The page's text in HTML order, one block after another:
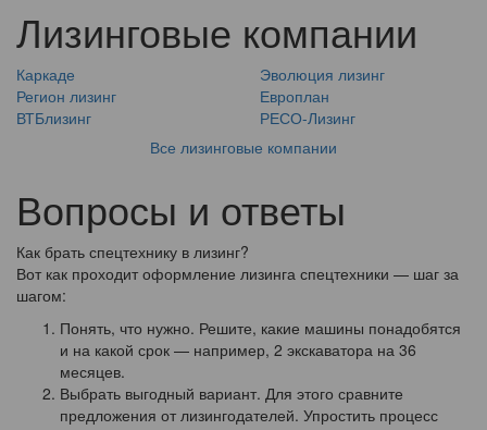
Лизинговые компании
Каркаде
Эволюция лизинг
Регион лизинг
Европлан
ВТБлизинг
РЕСО-Лизинг
Все лизинговые компании
Вопросы и ответы
Как брать спецтехнику в лизинг?
Вот как проходит оформление лизинга спецтехники — шаг за
шагом:
Понять, что нужно. Решите, какие машины понадобятся
и на какой срок — например, 2 экскаватора на 36
месяцев.
Выбрать выгодный вариант. Для этого сравните
предложения от лизингодателей. Упростить процесс